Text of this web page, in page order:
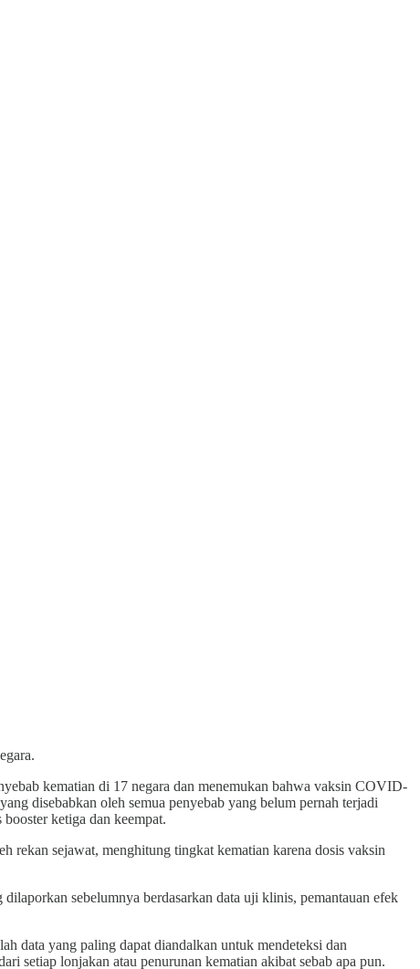
kematian di 17 negara dan menemukan bahwa vaksin COVID-
disebabkan oleh semua penyebab yang belum pernah terjadi
ketiga dan keempat.
rekan sejawat, menghitung tingkat kematian karena dosis vaksin
sebelumnya berdasarkan data uji klinis, pemantauan efek
data yang paling dapat diandalkan untuk mendeteksi dan
setiap lonjakan atau penurunan kematian akibat sebab apa pun.